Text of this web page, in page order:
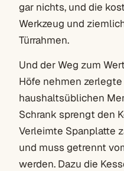
gar nichts, und die
Werkzeug und
Türrahmen.
Und der Weg zum
Höfe nehmen
haushaltsüblichen
Schrank sprengt den
Verleimte Spanplatte
und muss getrennt
werden. Dazu die